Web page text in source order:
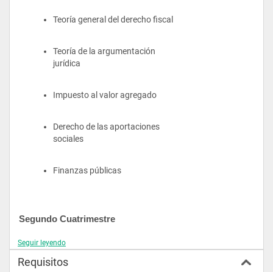
Teoría general del derecho fiscal
Teoría de la argumentación
jurídica
Impuesto al valor agregado
Derecho de las aportaciones
sociales
Finanzas públicas
Segundo Cuatrimestre
Seguir leyendo
Requisitos